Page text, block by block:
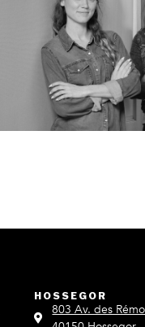
HOSSEGOR
803 Av. des